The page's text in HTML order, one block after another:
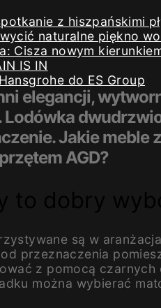
z hiszpańskimi
naturalne piękno
Cisza nowym
IS IN
do ES Group
elegancji,
Jakie meble
AGD?
to dobry
są w
przeznaczenia
z pomocą
można wybierać